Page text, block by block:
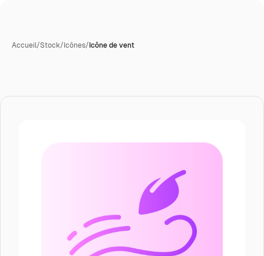
Accueil/Stock/Icônes/Icône de vent